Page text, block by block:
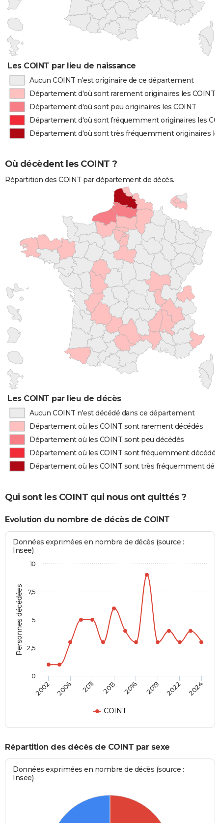
Les COINT par lieu de naissance
Aucun COINT n'est originaire de ce département
Département d'où sont rarement originaires les COINT
Département d'où sont peu originaires les COINT
Département d'où sont fréquemment originaires les
Département d'où sont très fréquemment originaires
Où décèdent les COINT ?
Répartition des COINT par département de décès.
Les COINT par lieu de décès
Aucun COINT n'est décédé dans ce département
Département où les COINT sont rarement décédés
Département où les COINT sont peu décédés
Département où les COINT sont fréquemment décédés
Département où les COINT sont très fréquemment
Qui sont les COINT qui nous ont quittés ?
Evolution du nombre de décès de COINT
Personnes décédées
Données exprimées en nombre de décès (source :
Insee)
COINT
2002 2006 2011 2013 2016 2019 2022 2024
0
2,5
5
7,5
10
Répartition des décès de COINT par sexe
Données exprimées en nombre de décès (source :
Insee)